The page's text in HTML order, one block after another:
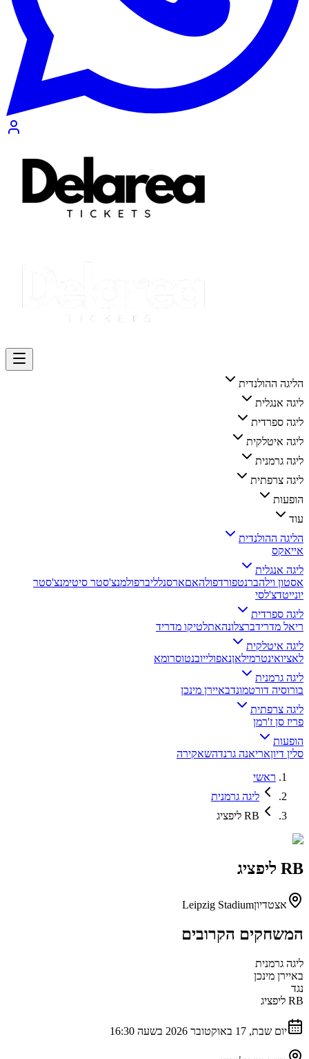
הליגה ההולנדית
ליגה אנגלית
ליגה ספרדית
ליגה איטלקית
ליגה גרמנית
ליגה צרפתית
הופעות
עוד
הליגה ההולנדית
אייאקס
ליגה אנגלית
אסטון וילהברנטפורדפולהאםארסנלליברפולמנצ'סטר סיטימנצ'סטר
יונייטדצ'לסי
ליגה ספרדית
ריאל מדרידברצלונהאתלטיקו מדריד
ליגה איטלקית
לאציואינטרמילאןנאפולייובנטוסרומא
ליגה גרמנית
בורוסיה דורטמונדבאיירן מינכן
ליגה צרפתית
פריז סן ז'רמן
הופעות
סלין דיוןאריאנה גרנדהשאקירה
ראשי
ליגה גרמנית
RB ליפציג
RB ליפציג
אצטדיוןLeipzig Stadium
המשחקים הקרובים
ליגה גרמנית
באיירן מינכן
נגד
RB ליפציג
יום שבת, 17 באוקטובר 2026 בשעה 16:30